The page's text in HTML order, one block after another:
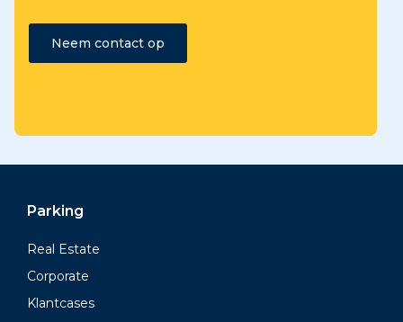
Parking
Real Estate
Corporate
Klantcases